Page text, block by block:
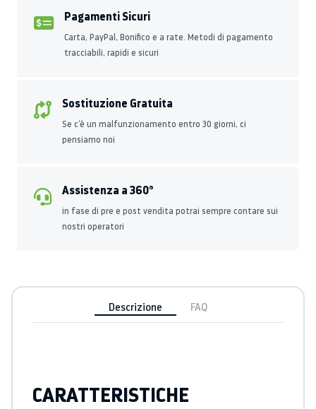
Pagamenti Sicuri
Carta, PayPal, Bonifico e a rate. Metodi di pagamento
tracciabili, rapidi e sicuri
Sostituzione Gratuita
Se c’è un malfunzionamento entro 30 giorni, ci
pensiamo noi
Assistenza a 360°
in fase di pre e post vendita potrai sempre contare sui
nostri operatori
Descrizione FAQ
CARATTERISTICHE